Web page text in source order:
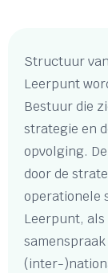
Structuur
Leerpunt
Bestuur die
strategie en
opvolging.
door de
operationele
Leerpunt,
(inter-